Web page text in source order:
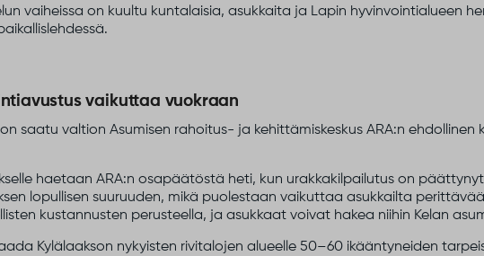
vaiheissa on kuultu kuntalaisia, asukkaita ja Lapin hyvinvointialueen
vaikuttaa vuokraan
saatu valtion Asumisen rahoitus- ja kehittämiskeskus ARA:n
haetaan ARA:n osapäätöstä heti, kun urakkakilpailutus on
lopullisen suuruuden, mikä puolestaan vaikuttaa asukkailta
kustannusten perusteella, ja asukkaat voivat hakea niihin Kelan
Kylälaakson nykyisten rivitalojen alueelle 50–60 ikääntyneiden